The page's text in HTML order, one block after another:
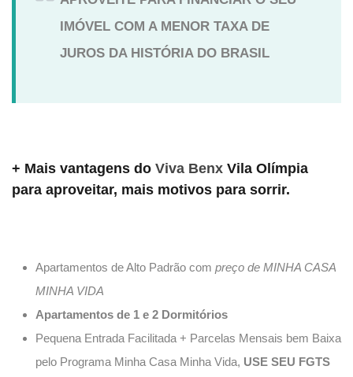
IMÓVEL COM A MENOR TAXA DE
JUROS DA HISTÓRIA DO BRASIL
+ Mais vantagens do Viva Benx Vila Olímpia
para aproveitar, mais motivos para sorrir.
Apartamentos de Alto Padrão com preço de MINHA CASA
MINHA VIDA
Apartamentos de 1 e 2 Dormitórios
Pequena Entrada Facilitada + Parcelas Mensais bem Baixa
pelo Programa Minha Casa Minha Vida, USE SEU FGTS